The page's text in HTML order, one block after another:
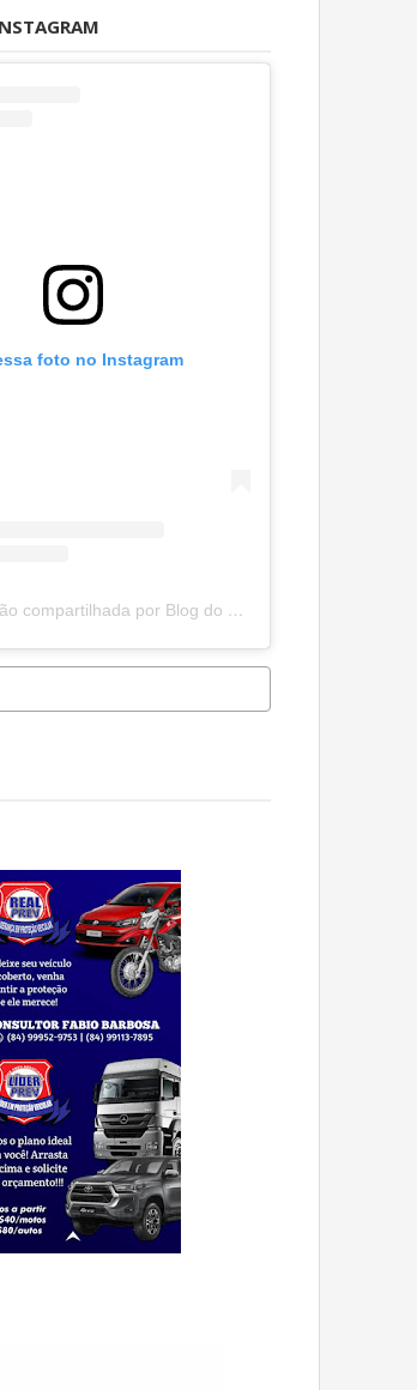
foto no Instagram
Uma publicação compartilhada por Blog do João Marcolino (@joaomarcolinoneto)